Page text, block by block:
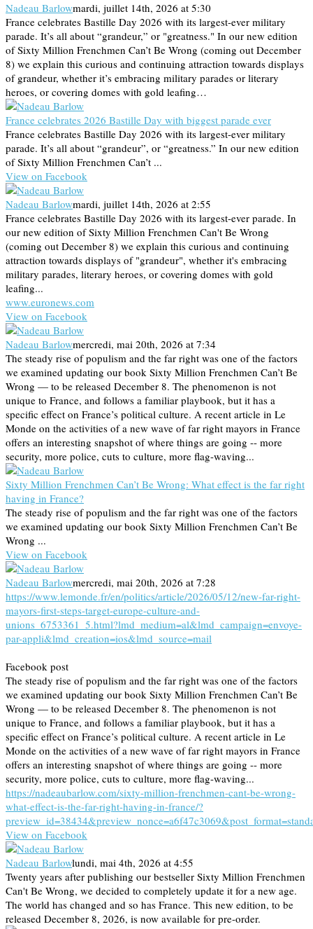
Nadeau Barlowmardi, juillet 14th, 2026 at 5:30
France celebrates Bastille Day 2026 with its largest-ever military
parade. It’s all about “grandeur,” or "greatness." In our new edition
of Sixty Million Frenchmen Can’t Be Wrong (coming out December
8) we explain this curious and continuing attraction towards displays
of grandeur, whether it’s embracing military parades or literary
heroes, or covering domes with gold leafing…
France celebrates 2026 Bastille Day with biggest parade ever
France celebrates Bastille Day 2026 with its largest-ever military
parade. It’s all about “grandeur”, or “greatness.” In our new edition
of Sixty Million Frenchmen Can’t ...
View on Facebook
Nadeau Barlowmardi, juillet 14th, 2026 at 2:55
France celebrates Bastille Day 2026 with its largest-ever parade. In
our new edition of Sixty Million Frenchmen Can't Be Wrong
(coming out December 8) we explain this curious and continuing
attraction towards displays of "grandeur", whether it's embracing
military parades, literary heroes, or covering domes with gold
leafing...
www.euronews.com
View on Facebook
Nadeau Barlowmercredi, mai 20th, 2026 at 7:34
The steady rise of populism and the far right was one of the factors
we examined updating our book Sixty Million Frenchmen Can’t Be
Wrong — to be released December 8. The phenomenon is not
unique to France, and follows a familiar playbook, but it has a
specific effect on France’s political culture. A recent article in Le
Monde on the activities of a new wave of far right mayors in France
offers an interesting snapshot of where things are going -- more
security, more police, cuts to culture, more flag-waving...
Sixty Million Frenchmen Can’t Be Wrong: What effect is the far right
having in France?
The steady rise of populism and the far right was one of the factors
we examined updating our book Sixty Million Frenchmen Can’t Be
Wrong ...
View on Facebook
Nadeau Barlowmercredi, mai 20th, 2026 at 7:28
https://www.lemonde.fr/en/politics/article/2026/05/12/new-far-right-
mayors-first-steps-target-europe-culture-and-
unions_6753361_5.html?lmd_medium=al&lmd_campaign=envoye-
par-appli&lmd_creation=ios&lmd_source=mail
Facebook post
The steady rise of populism and the far right was one of the factors
we examined updating our book Sixty Million Frenchmen Can’t Be
Wrong — to be released December 8. The phenomenon is not
unique to France, and follows a familiar playbook, but it has a
specific effect on France’s political culture. A recent article in Le
Monde on the activities of a new wave of far right mayors in France
offers an interesting snapshot of where things are going -- more
security, more police, cuts to culture, more flag-waving...
https://nadeaubarlow.com/sixty-million-frenchmen-cant-be-wrong-
what-effect-is-the-far-right-having-in-france/?
View on Facebook
Nadeau Barlowlundi, mai 4th, 2026 at 4:55
Twenty years after publishing our bestseller Sixty Million Frenchmen
Can't Be Wrong, we decided to completely update it for a new age.
The world has changed and so has France. This new edition, to be
released December 8, 2026, is now available for pre-order.